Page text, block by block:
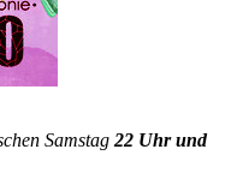
Samstag 22 Uhr und